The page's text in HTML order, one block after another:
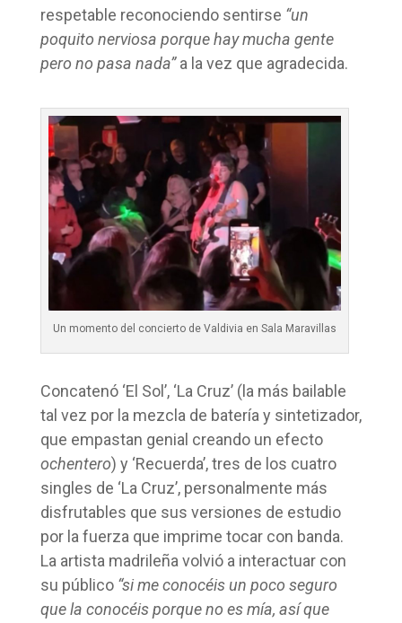
respetable reconociendo sentirse “un
poquito nerviosa porque hay mucha gente
pero no pasa nada”a la vez que agradecida.
Un momento del concierto de Valdivia en Sala Maravillas
Concatenó ‘El Sol’, ‘La Cruz’ (la más bailable
tal vez por la mezcla de batería y sintetizador,
que empastan genial creando un efecto
ochentero) y ‘Recuerda’, tres de los cuatro
singles de ‘La Cruz’, personalmente más
disfrutables que sus versiones de estudio
por la fuerza que imprime tocar con banda.
La artista madrileña volvió a interactuar con
su público “si me conocéis un poco seguro
que la conocéis porque no es mía, así que